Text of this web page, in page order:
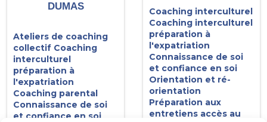
DUMAS
Ateliers de coaching
collectif Coaching
interculturel
préparation à
l'expatriation
Coaching parental
Connaissance de soi
et confiance en soi
Coaching interculturel
Coaching interculturel
préparation à
l'expatriation
Connaissance de soi
et confiance en soi
Orientation et ré-
orientation
Préparation aux
entretiens accès au